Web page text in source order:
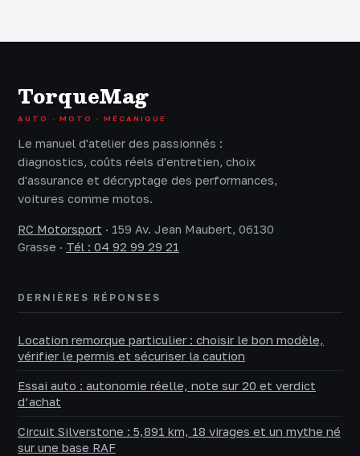
TorqueMag
AUTO · MOTO · MÉCANIQUE
Le manuel d'atelier des passionnés :
diagnostics, coûts réels d'entretien, choix
d'assurance et décryptage des performances,
voitures comme motos.
RC Motorsport · 159 Av. Jean Maubert, 06130
Grasse · Tél : 04 92 99 29 21
DERNIÈRES RÉPONSES
Location remorque particulier : choisir le bon modèle,
vérifier le permis et sécuriser la caution
Essai auto : autonomie réelle, note sur 20 et verdict
d’achat
Circuit Silverstone : 5,891 km, 18 virages et un mythe né
sur une base RAF